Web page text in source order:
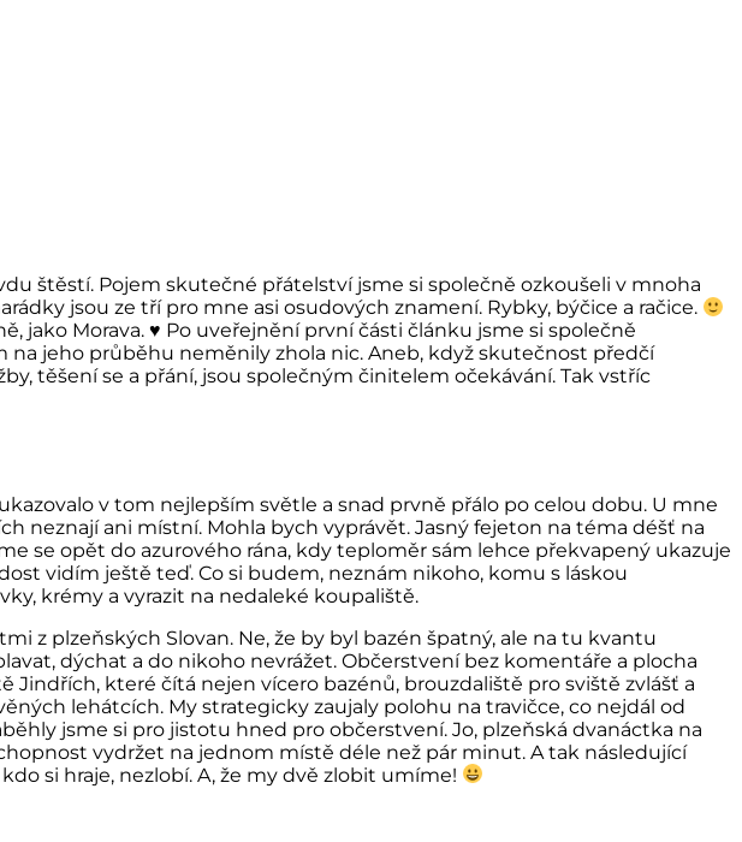
štěstí. Pojem skutečné přátelství jsme si společně ozkoušeli v mnoha
jsou ze tří pro mne asi osudových znamení. Rybky, býčice a račice.
jako Morava. ♥ Po uveřejnění první části článku jsme si společně
jeho průběhu neměnily zhola nic. Aneb, když skutečnost předčí
těšení se a přání, jsou společným činitelem očekávání. Tak vstříc
v tom nejlepším světle a snad prvně přálo po celou dobu. U mne
neznají ani místní. Mohla bych vyprávět. Jasný fejeton na téma déšť na
se opět do azurového rána, kdy teploměr sám lehce překvapený ukazuje
vidím ještě teď. Co si budem, neznám nikoho, komu s láskou
krémy a vyrazit na nedaleké koupaliště.
z plzeňských Slovan. Ne, že by byl bazén špatný, ale na tu kvantu
dýchat a do nikoho nevrážet. Občerstvení bez komentáře a plocha
Jindřích, které čítá nejen vícero bazénů, brouzdaliště pro sviště zvlášť a
lehátcích. My strategicky zaujaly polohu na travičce, co nejdál od
jsme si pro jistotu hned pro občerstvení. Jo, plzeňská dvanáctka na
vydržet na jednom místě déle než pár minut. A tak následující
si hraje, nezlobí. A, že my dvě zlobit umíme!